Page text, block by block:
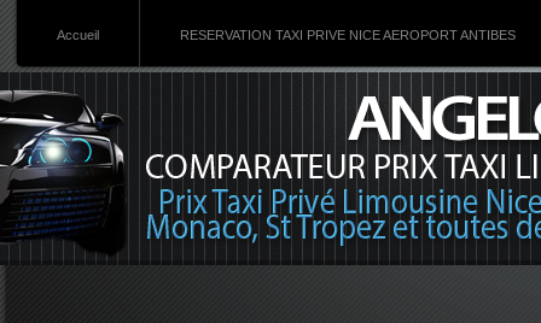
Accueil RESERVATION TAXI PRIVE NICE AEROPORT ANTIBES